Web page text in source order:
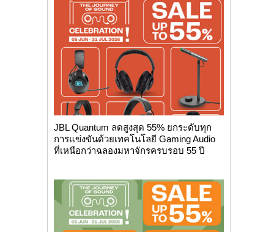
JBL Quantum ลดสูงสุด 55% ยกระดับทุก
การแข่งขันด้วยเทคโนโลยี Gaming Audio
ที่เหนือกว่าฉลองมหาจักรครบรอบ 55 ปี